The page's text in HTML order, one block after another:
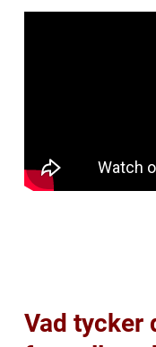
Vad tycker